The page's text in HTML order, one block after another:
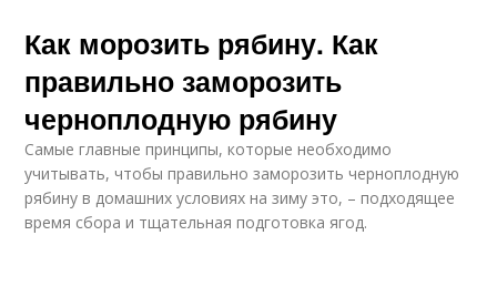
Как морозить рябину. Как
правильно заморозить
черноплодную рябину
Самые главные принципы, которые необходимо
учитывать, чтобы правильно заморозить черноплодную
рябину в домашних условиях на зиму это, – подходящее
время сбора и тщательная подготовка ягод.